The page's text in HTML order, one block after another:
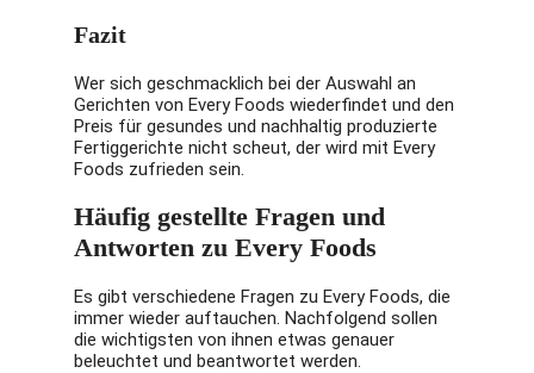
Fazit
Wer sich geschmacklich bei der Auswahl an
Gerichten von Every Foods wiederfindet und den
Preis für gesundes und nachhaltig produzierte
Fertiggerichte nicht scheut, der wird mit Every
Foods zufrieden sein.
Häufig gestellte Fragen und
Antworten zu Every Foods
Es gibt verschiedene Fragen zu Every Foods, die
immer wieder auftauchen. Nachfolgend sollen
die wichtigsten von ihnen etwas genauer
beleuchtet und beantwortet werden.